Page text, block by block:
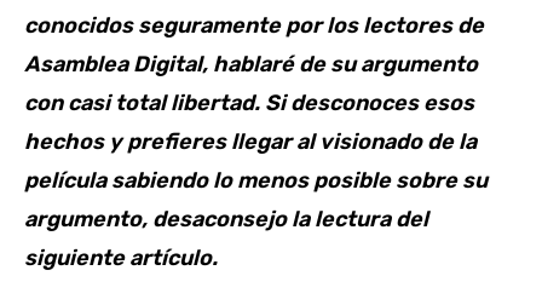
conocidos seguramente por los lectores de
Asamblea Digital, hablaré de su argumento
con casi total libertad. Si desconoces esos
hechos y prefieres llegar al visionado de la
película sabiendo lo menos posible sobre su
argumento, desaconsejo la lectura del
siguiente artículo.